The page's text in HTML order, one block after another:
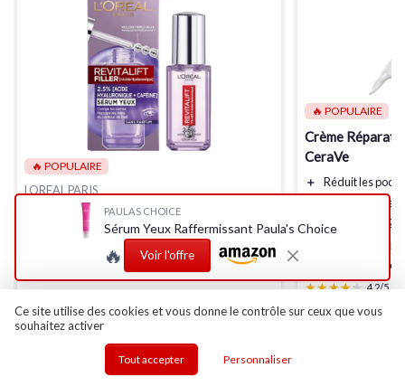
🔥 POPULAIRE
LOREAL PARIS
Sérum Contour des Yeux Revitalift Filler
Anti-rides
＋ Caféine
🔥 POPULAIRE
Crème
CeraVe
＋ Réduitles
les
＋
24h
Acide
★★★★★
★★★★★ 4,2/5
PAULAS CHOICE
Sérum Yeux Raffermissant Paula's Choice
🔥 Voir l'offre
Ce site utilise des cookies et vous donne le contrôle sur ceux que vous
souhaitez activer
Tout accepter Personnaliser